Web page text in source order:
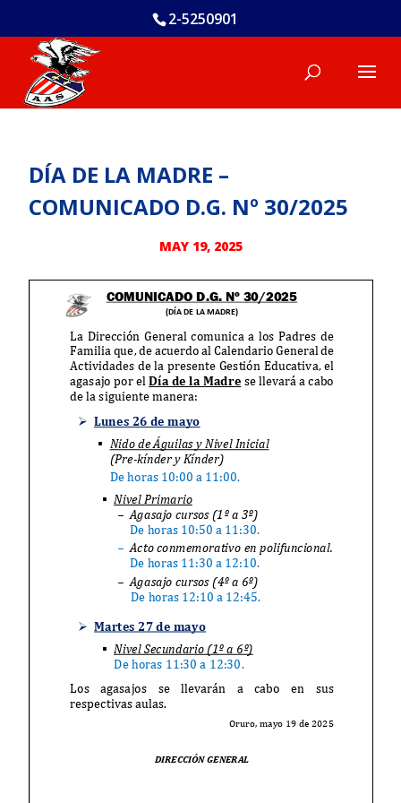
2-5250901
DÍA DE LA MADRE –
COMUNICADO D.G. Nº 30/2025
MAY 19, 2025